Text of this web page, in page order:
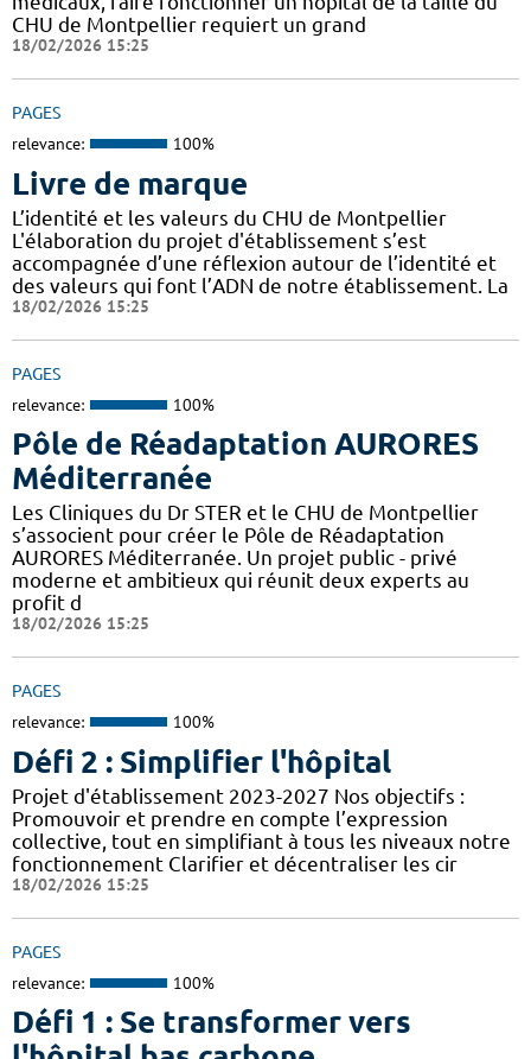
CHU de Montpellier requiert un grand
18/02/2026 15:25
PAGES
relevance: 100%
Livre de marque
L’identité et les valeurs du CHU de Montpellier
L'élaboration du projet d'établissement s’est
accompagnée d’une réflexion autour de l’identité et
des valeurs qui font l’ADN de notre établissement. La
18/02/2026 15:25
PAGES
relevance: 100%
Pôle de Réadaptation AURORES
Méditerranée
Les Cliniques du Dr STER et le CHU de Montpellier
s’associent pour créer le Pôle de Réadaptation
AURORES Méditerranée. Un projet public - privé
moderne et ambitieux qui réunit deux experts au
profit d
18/02/2026 15:25
PAGES
relevance: 100%
Défi 2 : Simplifier l'hôpital
Projet d'établissement 2023-2027 Nos objectifs :
Promouvoir et prendre en compte l’expression
collective, tout en simplifiant à tous les niveaux notre
fonctionnement Clarifier et décentraliser les cir
18/02/2026 15:25
PAGES
relevance: 100%
Défi 1 : Se transformer vers